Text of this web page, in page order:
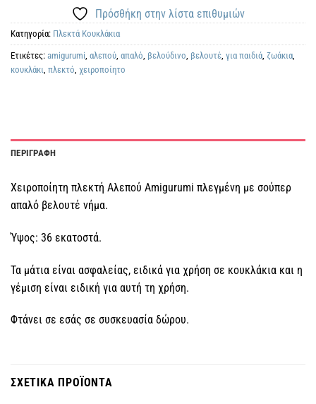
Πρόσθήκη στην λίστα επιθυμιών
Κατηγορία: Πλεκτά Kουκλάκια
Ετικέτες: amigurumi, αλεπού, απαλό, βελούδινο, βελουτέ, για παιδιά, ζωάκια,
κουκλάκι, πλεκτό, χειροποίητο
ΠΕΡΙΓΡΑΦΗ
Χειροποίητη πλεκτή Αλεπού Amigurumi πλεγμένη με σούπερ
απαλό βελουτέ νήμα.
Ύψος: 36 εκατοστά.
Τα μάτια είναι ασφαλείας, ειδικά για χρήση σε κουκλάκια και η
γέμιση είναι ειδική για αυτή τη χρήση.
Φτάνει σε εσάς σε συσκευασία δώρου.
ΣΧΕΤΙΚΑ ΠΡΟΪΟΝΤΑ